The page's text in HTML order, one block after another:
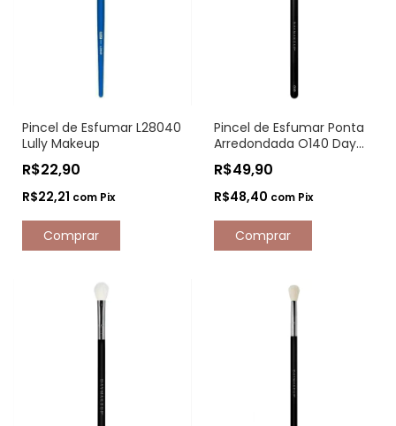
Pincel de Esfumar L28040
Lully Makeup
R$22,90
R$22,21 com Pix
Pincel de Esfumar Ponta
Arredondada O140 Day
Makeup
R$49,90
R$48,40 com Pix